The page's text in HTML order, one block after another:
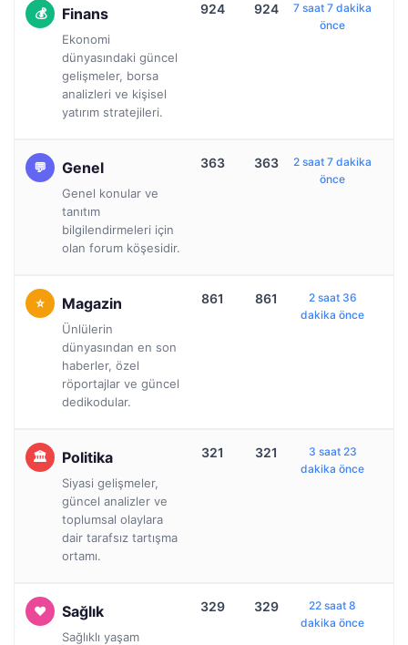
Finans
Ekonomi
dünyasındaki güncel
gelişmeler, borsa
analizleri ve kişisel
yatırım stratejileri.
924 924
7 saat 7 dakika
önce
Genel
Genel konular ve
tanıtım
bilgilendirmeleri için
olan forum köşesidir.
363 363
2 saat 7 dakika
önce
Magazin
Ünlülerin
dünyasından en son
haberler, özel
röportajlar ve güncel
dedikodular.
861 861
2 saat 36
dakika önce
Politika
Siyasi gelişmeler,
güncel analizler ve
toplumsal olaylara
dair tarafsız tartışma
ortamı.
321 321
3 saat 23
dakika önce
Sağlık
Sağlıklı yaşam
329 329
22 saat 8
dakika önce